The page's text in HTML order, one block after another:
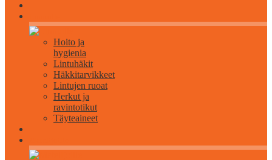
Hoito ja
hygienia
Lintuhäkit
Häkkitarvikkeet
Lintujen ruoat
Herkut ja
ravintotikut
Täyteaineet